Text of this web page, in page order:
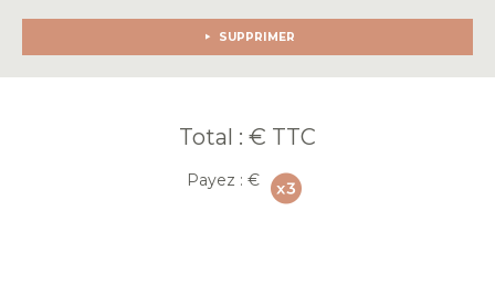
SUPPRIMER
Total : € TTC
Payez :€